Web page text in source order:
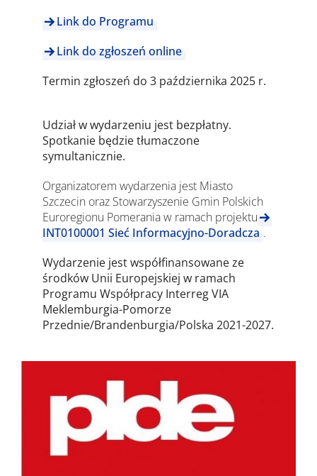
Link do Programu
Link do zgłoszeń online
Termin zgłoszeń do 3 października 2025 r.
Udział w wydarzeniu jest bezpłatny.
Spotkanie będzie tłumaczone
symultanicznie.
Organizatorem wydarzenia jest Miasto
Szczecin oraz Stowarzyszenie Gmin Polskich
Euroregionu Pomerania w ramach projektu
INT0100001 Sieć Informacyjno-Doradcza .
Wydarzenie jest współfinansowane ze
środków Unii Europejskiej w ramach
Programu Współpracy Interreg VIA
Meklemburgia-Pomorze
Przednie/Brandenburgia/Polska 2021-2027.